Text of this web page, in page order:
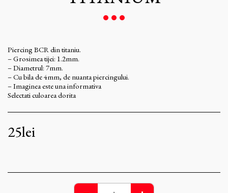
Piercing BCR din titaniu.
– Grosimea tijei: 1.2mm.
– Diametrul: 7mm.
– Cu bila de 4mm, de nuanta piercingului.
– Imaginea este una informativa
Selectati culoarea dorita
25lei